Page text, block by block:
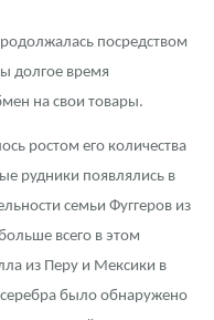
посредством
долгое время
на свои товары.
ростом его количества
рудники появлялись в
семьи Фуггеров из
всего в этом
из Перу и Мексики в
было обнаружено